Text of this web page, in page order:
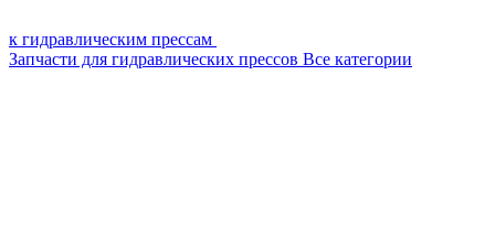
к гидравлическим прессам
Запчасти для гидравлических прессов Все категории